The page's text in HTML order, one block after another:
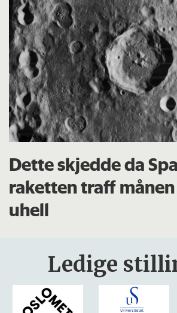
Dette skjedde da
raketten traff
uhell
Ledige